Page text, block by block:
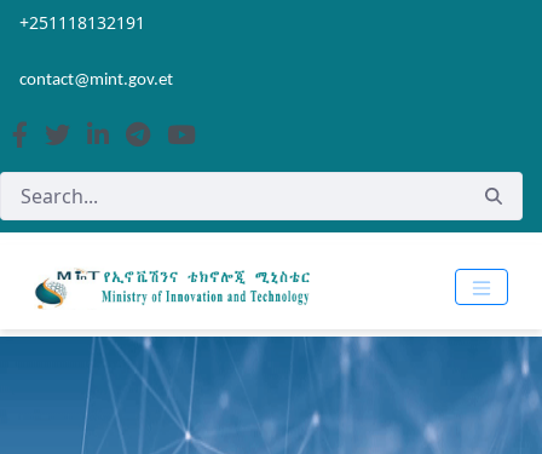
Skip to Main Content
Open Accessibility Menu
+251118132191
contact@mint.gov.et